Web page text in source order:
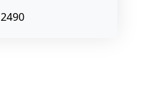
2490